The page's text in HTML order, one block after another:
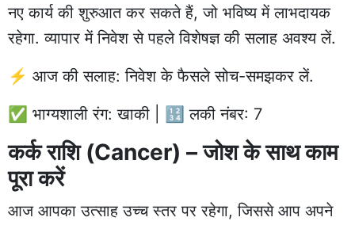
नए कार्य की शुरुआत कर सकते हैं, जो भविष्य में लाभदायक
रहेगा. व्यापार में निवेश से पहले विशेषज्ञ की सलाह अवश्य लें.
⚡ आज की सलाह: निवेश के फैसले सोच-समझकर लें.
✅ भाग्यशाली रंग: खाकी | 🔢 लकी नंबर: 7
कर्क राशि (Cancer) – जोश के साथ काम
पूरा करें
आज आपका उत्साह उच्च स्तर पर रहेगा, जिससे आप अपने